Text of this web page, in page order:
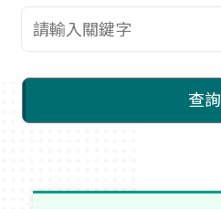
查詢關鍵字
查詢